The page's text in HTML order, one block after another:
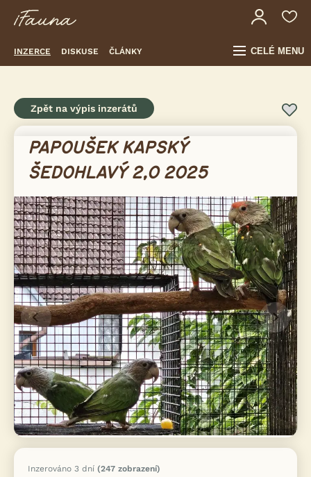
INZERCE DISKUSE ČLÁNKY CELÉ MENU
Zpět na výpis inzerátů
Inzerováno 3 dní (247 zobrazení)
PAPOUŠEK KAPSKÝ
ŠEDOHLAVÝ 2,0 2025